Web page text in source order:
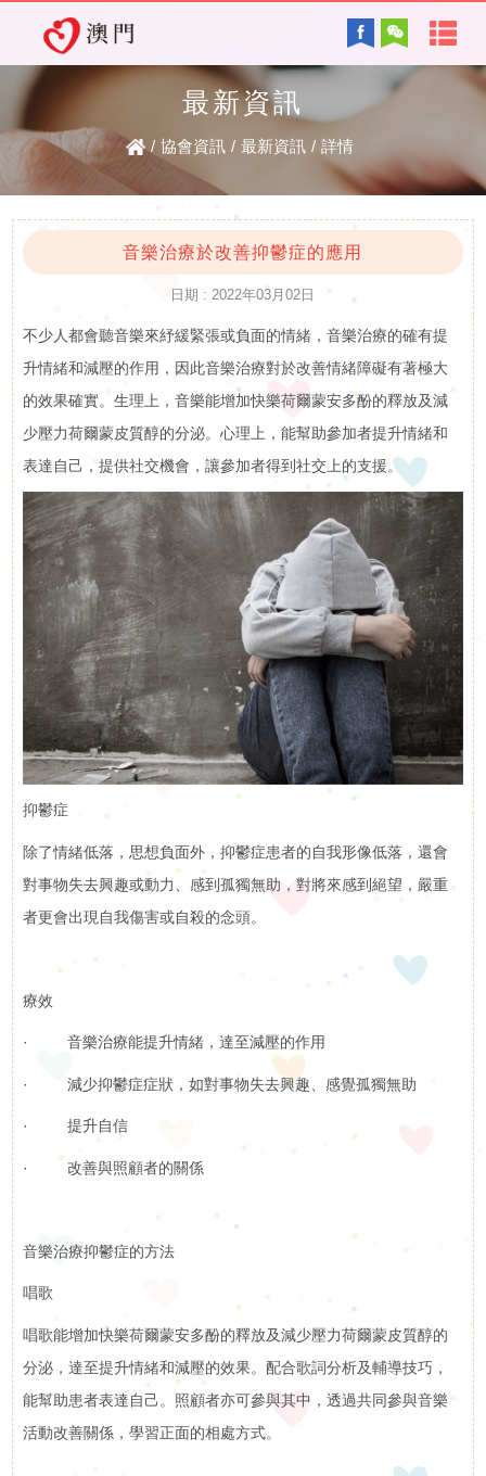
首
頁
關
於
協會背景及方針
服務內容
智障的認識
電子讀物
會
資
訊
最新資訊
復康資訊
活
動
展
示
活動花絮
活動預告
影
集
下
啟智早期訓練中心
啟能中心
啟康中心
們
會
English
最新資訊
/ 協會資訊 / 最新資訊 / 詳情
音樂治療於改善抑鬱症的應用
日期 : 2022年03月02日
不少人都會聽音樂來紓緩緊張或負面的情緒，音樂治療的確有提
升情緒和減壓的作用，因此音樂治療對於改善情緒障礙有著極大
的效果確實。生理上，音樂能增加快樂荷爾蒙安多酚的釋放及減
少壓力荷爾蒙皮質醇的分泌。心理上，能幫助參加者提升情緒和
表達自己，提供社交機會，讓參加者得到社交上的支援。
抑鬱症
除了情緒低落，思想負面外，抑鬱症患者的自我形像低落，還會
對事物失去興趣或動力、感到孤獨無助，對將來感到絕望，嚴重
者更會出現自我傷害或自殺的念頭。
療效
· 音樂治療能提升情緒，達至減壓的作用
· 減少抑鬱症症狀，如對事物失去興趣、感覺孤獨無助
· 提升自信
· 改善與照顧者的關係
音樂治療抑鬱症的方法
唱歌
唱歌能增加快樂荷爾蒙安多酚的釋放及減少壓力荷爾蒙皮質醇的
分泌，達至提升情緒和減壓的效果。配合歌詞分析及輔導技巧，
能幫助患者表達自己。照顧者亦可參與其中，透過共同參與音樂
活動改善關係，學習正面的相處方式。